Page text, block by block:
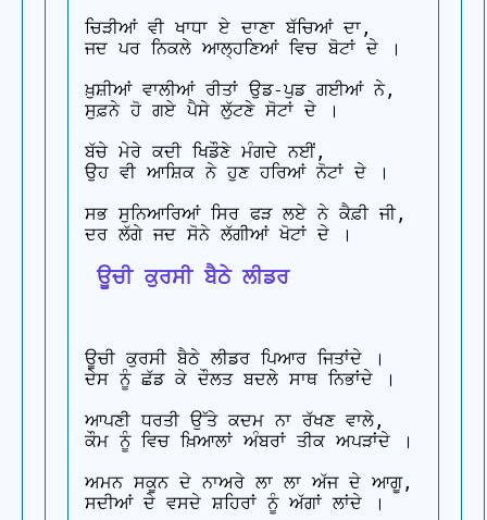
ਚਿੜੀਆਂ ਵੀ ਖਾਧਾ ਏ ਦਾਣਾ ਬੱਚਿਆਂ ਦਾ,
ਜਦ ਪਰ ਨਿਕਲੇ ਆਲ੍ਹਣਿਆਂ ਵਿਚ ਬੋਟਾਂ ਦੇ ।
ਖ਼ੁਸ਼ੀਆਂ ਵਾਲੀਆਂ ਰੀਤਾਂ ਉਡ-ਪੁਡ ਗਈਆਂ ਨੇ,
ਸੁਫ਼ਨੇ ਹੋ ਗਏ ਪੈਸੇ ਲੁੱਟਣੇ ਸੋਟਾਂ ਦੇ ।
ਬੱਚੇ ਮੇਰੇ ਕਦੀ ਖਿਡੌਣੇ ਮੰਗਦੇ ਨਈਂ,
ਉਹ ਵੀ ਆਸ਼ਿਕ ਨੇ ਹੁਣ ਹਰਿਆਂ ਨੋਟਾਂ ਦੇ ।
ਸਭ ਸੁਨਿਆਰਿਆਂ ਸਿਰ ਫੜ ਲਏ ਨੇ ਕੈਫ਼ੀ ਜੀ,
ਊਚੀ ਕੁਰਸੀ ਬੈਠੇ ਲੀਡਰ
ਊਚੀ ਕੁਰਸੀ ਬੈਠੇ ਲੀਡਰ ਪਿਆਰ ਜਿਤਾਂਦੇ ।
ਦੇਸ ਨੂੰ ਛੱਡ ਕੇ ਦੌਲਤ ਬਦਲੇ ਸਾਥ ਨਿਭਾਂਦੇ ।
ਆਪਣੀ ਧਰਤੀ ਉੱਤੇ ਕਦਮ ਨਾ ਰੱਖਣ ਵਾਲੇ,
ਕੌਮ ਨੂੰ ਵਿਚ ਖ਼ਿਆਲਾਂ ਅੰਬਰਾਂ ਤੀਕ ਅਪੜਾਂਦੇ ।
ਅਮਨ ਸਕੂਨ ਦੇ ਨਾਅਰੇ ਲਾ ਲਾ ਅੱਜ ਦੇ ਆਗੂ,
ਸਦੀਆਂ ਦੇ ਵਸਦੇ ਸ਼ਹਿਰਾਂ ਨੂੰ ਅੱਗਾਂ ਲਾਂਦੇ ।